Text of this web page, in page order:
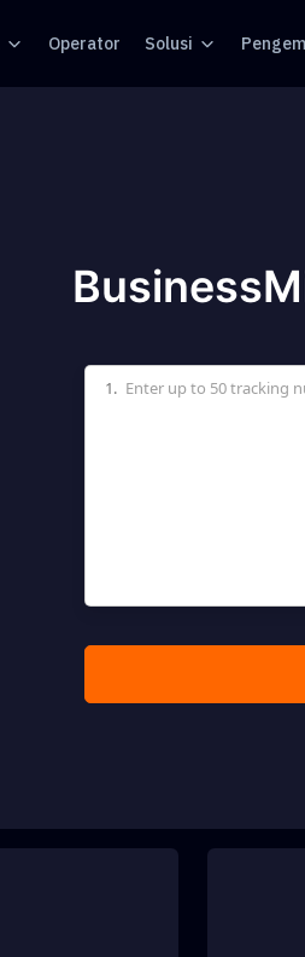
Operator Solusi
Enter up to 50 tracking
1.